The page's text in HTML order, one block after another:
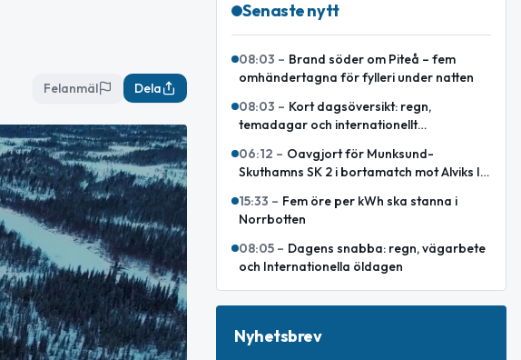
Felanmäl Dela
Senaste nytt
08:03 – Brand söder om Piteå – fem
omhändertagna för fylleri under natten
08:03 – Kort dagsöversikt: regn,
temadagar och internationellt
06:12 – Oavgjort för Munksund-
Skuthamns SK 2 i bortamatch mot Alviks IK
15:33 – Fem öre per kWh ska stanna i
Norrbotten
08:05 – Dagens snabba: regn, vägarbete
och Internationella öldagen
Nyhetsbrev